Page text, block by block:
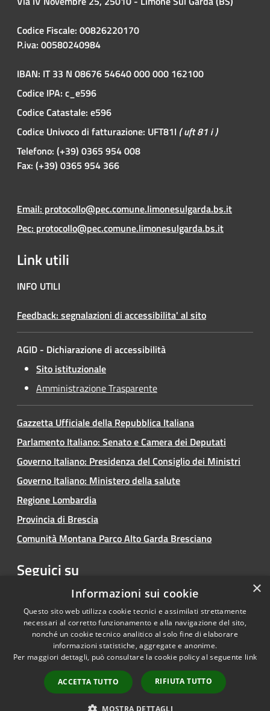
Codice Fiscale: 00826220170
P.iva: 00580240984
IBAN: IT 33 N 08676 54640 000 000 162100
Codice IPA: c_e596
Codice Catastale: e596
Codice Univoco di fatturazione: UFT81I ( uft 81 i )
Telefono: (+39) 0365 954 008
Fax: (+39) 0365 954 366
Email: protocollo@pec.comune.limonesulgarda.bs.it
Pec: protocollo@pec.comune.limonesulgarda.bs.it
Link utili
INFO UTILI
Feedback: segnalazioni di accessibilita' al sito
AGID - Dichiarazione di accessibilità
Sito istituzionale
Amministrazione Trasparente
Gazzetta Ufficiale della Repubblica Italiana
Parlamento Italiano: Senato e Camera dei Deputati
Governo Italiano: Presidenza del Consiglio dei Ministri
Governo Italiano: Ministero della salute
Regione Lombardia
Provincia di Brescia
Comunità Montana Parco Alto Garda Bresciano
Seguici su
FacebookYoutubeInstagram
Accessibilità
Copyright © 2026 • Comune di
Limone sul Garda • Powered by
Municipium•
Accesso
redazione
×
Informazioni sui cookie
Questo sito web utilizza cookie tecnici e assimilati strettamente
necessari al corretto funzionamento e alla navigazione del sito,
nonché un cookie tecnico analitico al solo fine di elaborare
informazioni statistiche, aggregate e anonime.
Per maggiori dettagli, può consultare la cookie policy al seguente link
ACCETTA TUTTO RIFIUTA TUTTO
MOSTRA DETTAGLI